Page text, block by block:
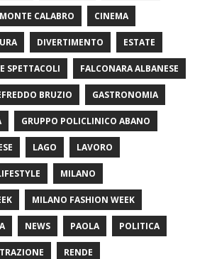
CALABRO CINEMA
DIVERTIMENTO ESTATE
SPETTACOLI FALCONARA ALBANESE
BRUZIO GASTRONOMIA
GRUPPO POLICLINICO ABANO
LAGO LAVORO
MILANO
MILANO FASHION WEEK
NEWS PAOLA POLITICA
RENDE